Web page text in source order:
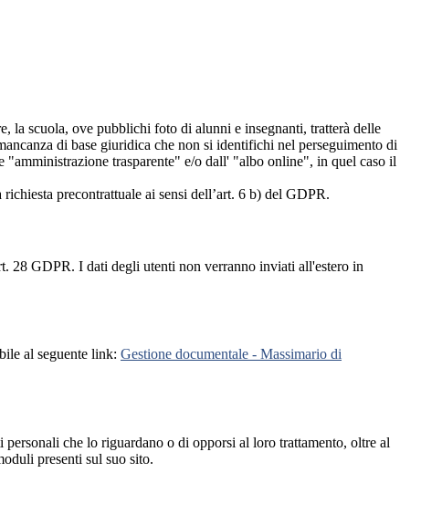
la scuola, ove pubblichi foto di alunni e insegnanti, tratterà delle
di base giuridica che non si identifichi nel perseguimento di
trasparente" e/o dall' "albo online", in quel caso il
precontrattuale ai sensi dell’art. 6 b) del GDPR.
28 GDPR. I dati degli utenti non verranno inviati all'estero in
al seguente link: Gestione documentale - Massimario di
che lo riguardano o di opporsi al loro trattamento, oltre al
presenti sul suo sito.